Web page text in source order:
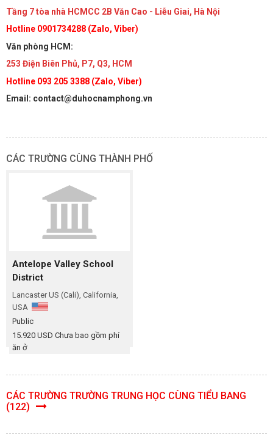
Tầng 7 tòa nhà HCMCC 2B Văn Cao - Liễu Giai, Hà Nội
Hotline 0901734288 (Zalo, Viber)
Văn phòng HCM:
253 Điện Biên Phủ, P7, Q3, HCM
Hotline 093 205 3388 (Zalo, Viber)
Email: contact@duhocnamphong.vn
CÁC TRƯỜNG CÙNG THÀNH PHỐ
Antelope Valley School
District
Lancaster US (Cali), California,
USA
Public
15.920 USD Chưa bao gồm phí
ăn ở
CÁC TRƯỜNG TRƯỜNG TRUNG HỌC CÙNG TIỂU BANG
(122)